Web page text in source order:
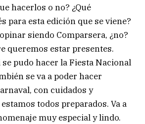
hacerlos o no? ¿Qué
para esta edición que se viene?
siendo Comparsera, ¿no?
queremos estar presentes.
se pudo hacer la Fiesta Nacional
se va a poder hacer
con cuidados y
todos preparados. Va a
muy especial y lindo.